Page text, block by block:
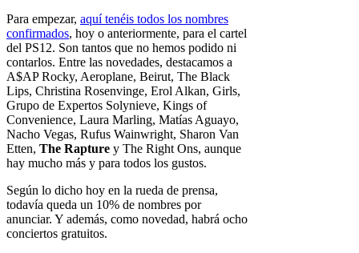
Para empezar, aquí tenéis todos los nombres
confirmados, hoy o anteriormente, para el cartel
del PS12. Son tantos que no hemos podido ni
contarlos. Entre las novedades, destacamos a
A$AP Rocky, Aeroplane, Beirut, The Black
Lips, Christina Rosenvinge, Erol Alkan, Girls,
Grupo de Expertos Solynieve, Kings of
Convenience, Laura Marling, Matías Aguayo,
Nacho Vegas, Rufus Wainwright, Sharon Van
Etten, The Rapture y The Right Ons, aunque
hay mucho más y para todos los gustos.
Según lo dicho hoy en la rueda de prensa,
todavía queda un 10% de nombres por
anunciar. Y además, como novedad, habrá ocho
conciertos gratuitos.